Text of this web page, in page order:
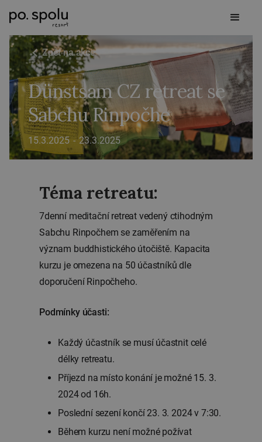
Zpět na akce
Dünstsam CZ retreat se
Sabchu Rinpočhe
15.3.2025 - 23.3.2025
Téma retreatu:
7denní meditační retreat vedený ctihodným
Sabchu Rinpočhem se zaměřením na
význam buddhistického útočiště. Kapacita
kurzu je omezena na 50 účastníků dle
doporučení Rinpočheho.
Podmínky účasti:
Každý účastník se musí účastnit celé
délky retreatu.
Příjezd na místo konání je možné 15. 3.
2024 od 16h.
Poslední sezení končí 23. 3. 2024 v 7:30.
Během kurzu není možné požívat